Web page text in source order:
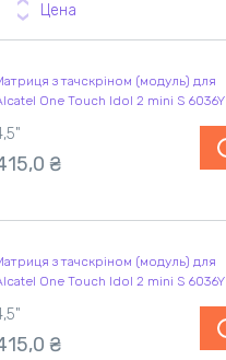
Цена
з тачскріном (модуль) для
One Touch Idol 2 mini S 6036Y
₴
з тачскріном (модуль) для
One Touch Idol 2 mini S 6036Y
₴